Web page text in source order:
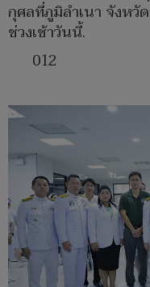
กุศลที่ภูมิลำเนา จังหวั
ช่วงเช้าวันนี้.
012